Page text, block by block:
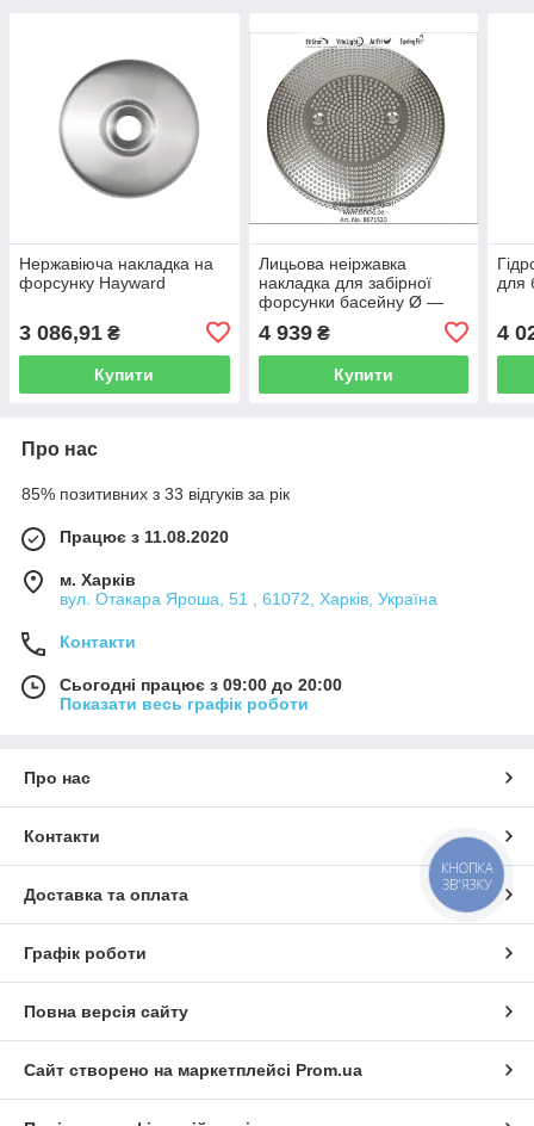
Нержавіюча накладка на
форсунку Hayward
3 086,91 ₴
Купити
Лицьова неіржавка
накладка для забірної
форсунки басейну Ø —
200 мм. Fitstar, Німеччина
4 939₴
Купити
для
4
Про нас
85% позитивних з 33 відгуків за рік
Працює з 11.08.2020
м. Харків
вул. Отакара Яроша, 51 , 61072, Харків, Україна
Контакти
Сьогодні працює з 09:00 до 20:00
Показати весь графік роботи
Про нас
Контакти
Доставка та оплата
Графік роботи
Повна версія сайту
Сайт створено на маркетплейсі Prom.ua
КНОПКА
ЗВ'ЯЗКУ